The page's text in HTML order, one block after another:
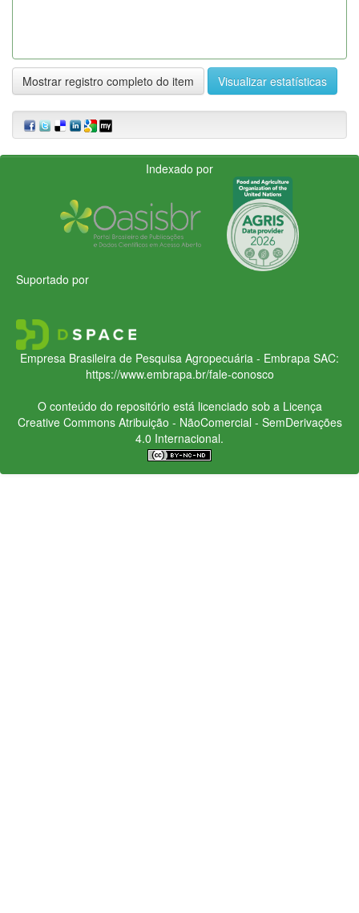
Mostrar registro completo do item Visualizar estatísticas
Indexado por
Suportado por
Empresa Brasileira de Pesquisa Agropecuária - Embrapa SAC:
https://www.embrapa.br/fale-conosco
O conteúdo do repositório está licenciado sob a Licença
Creative CommonsAtribuição - NãoComercial - SemDerivações
4.0 Internacional.